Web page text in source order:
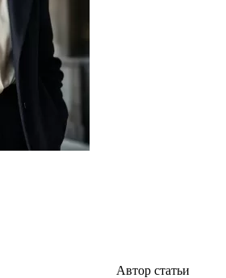
Автор статьи